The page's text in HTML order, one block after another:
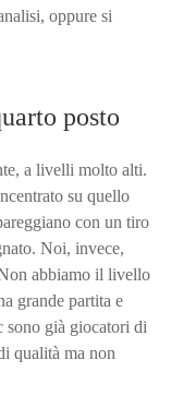
oppure si
posto
a livelli molto alti.
su quello
con un tiro
Noi, invece,
abbiamo il livello
grande partita e
sono già giocatori di
qualità ma non